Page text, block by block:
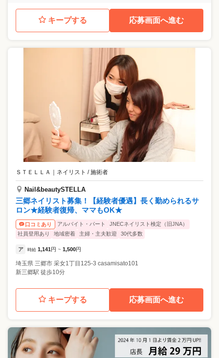
キープする 応募画面へ進む
ＳＴＥＬＬＡ ｜ ネイリスト / 施術者
Nail&beautySTELLA
三郷ネイリスト募集！【経験者優遇】長く勤められるサ
ロン★経験者復帰、ママもOK★
口コミあり アルバイト・パート
JNECネイリスト検定（旧JNA）
社員登用あり
地域密着 主婦・主夫歓迎 30代多数
ア 時給 1,141円 ~ 1,500円
埼玉県 三郷市 采女1丁目125-3 casamisato101
新三郷駅 徒歩10分
キープする 応募画面へ進む